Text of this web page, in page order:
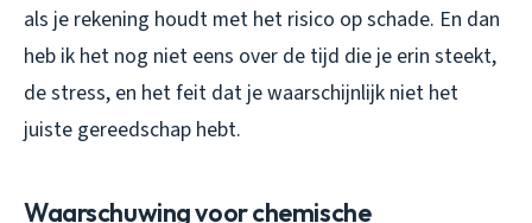
als je rekening houdt met het risico op schade. En dan
heb ik het nog niet eens over de tijd die je erin steekt,
de stress, en het feit dat je waarschijnlijk niet het
juiste gereedschap hebt.
Waarschuwing voor chemische